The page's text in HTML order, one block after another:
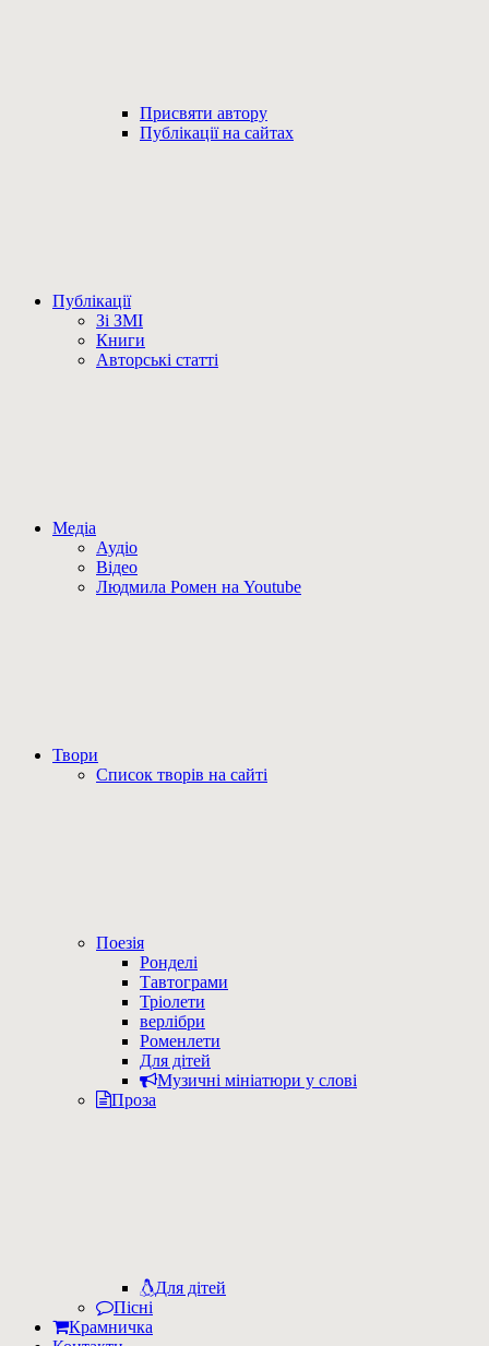
Присвяти автору
Публікації на сайтах
Публікації
Зі ЗМІ
Книги
Авторські статті
Медіа
Аудіо
Відео
Людмила Ромен на Youtube
Твори
Список творів на сайті
Поезія
Ронделі
Тавтограми
Тріолети
верлібри
Роменлети
Для дітей
Музичні мініатюри у слові
Проза
Для дітей
Пісні
Крамничка